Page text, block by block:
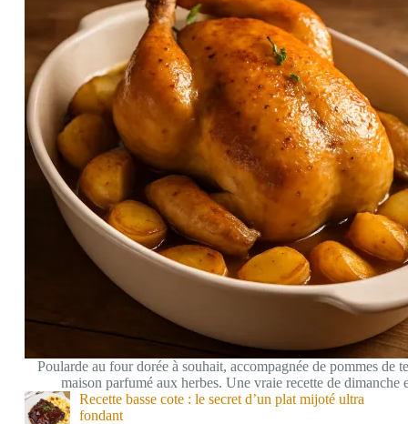
Poularde au four dorée à souhait, accompagnée de pommes de
maison parfumé aux herbes. Une vraie recette de dimanche
Recette basse cote : le secret d’un plat mijoté ultra
fondant